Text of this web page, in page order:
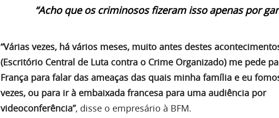
“Acho que os criminosos fizeram isso apenas por
“Várias vezes, há vários meses, muito antes destes
(Escritório Central de Luta contra o Crime Organizado) me pede
França para falar das ameaças das quais minha família e eu
vezes, ou para ir à embaixada francesa para uma audiência por
videoconferência”, disse o empresário à BFM.